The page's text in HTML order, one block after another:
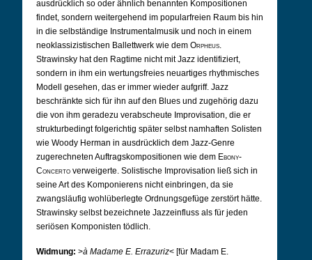
ausdrücklich so oder ähnlich benannten Kompositionen
findet, sondern weitergehend im popularfreien Raum bis hin
in die selbständige Instrumentalmusik und noch in einem
neoklassizistischen Ballettwerk wie dem Orpheus.
Strawinsky hat den Ragtime nicht mit Jazz identifiziert,
sondern in ihm ein wertungsfreies neuartiges rhythmisches
Modell gesehen, das er immer wieder aufgriff. Jazz
beschränkte sich für ihn auf den Blues und zugehörig dazu
die von ihm geradezu verabscheute Improvisation, die er
strukturbedingt folgerichtig später selbst namhaften Solisten
wie Woody Herman in ausdrücklich dem Jazz-Genre
zugerechneten Auftragskompositionen wie dem Ebony-
Concerto verweigerte. Solistische Improvisation ließ sich in
seine Art des Komponierens nicht einbringen, da sie
zwangsläufig wohlüberlegte Ordnungsgefüge zerstört hätte.
Strawinsky selbst bezeichnete Jazzeinfluss als für jeden
seriösen Komponisten tödlich.
Widmung: >à Madame E. Errazuriz< [für Madam E.